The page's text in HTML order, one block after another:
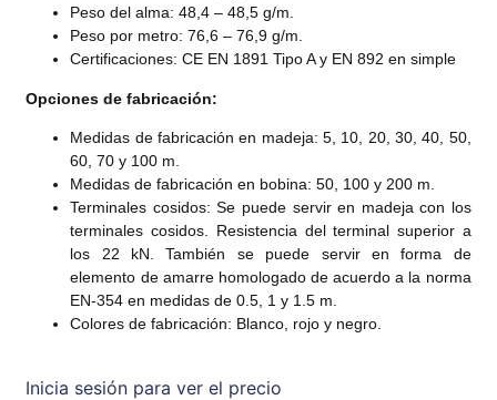
Peso del alma: 48,4 – 48,5 g/m.
Peso por metro: 76,6 – 76,9 g/m.
Certificaciones: CE EN 1891 Tipo A y EN 892 en simple
Opciones de fabricación:
Medidas de fabricación en madeja: 5, 10, 20, 30, 40, 50,
60, 70 y 100 m.
Medidas de fabricación en bobina: 50, 100 y 200 m.
Terminales cosidos: Se puede servir en madeja con los
terminales cosidos. Resistencia del terminal superior a
los 22 kN. También se puede servir en forma de
elemento de amarre homologado de acuerdo a la norma
EN-354 en medidas de 0.5, 1 y 1.5 m.
Colores de fabricación: Blanco, rojo y negro.
Inicia sesión para ver el precio